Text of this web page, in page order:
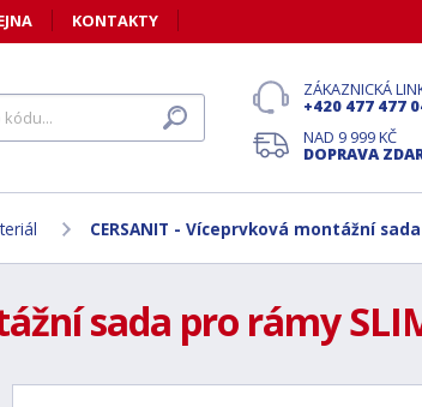
KONTAKTY
ZÁKAZNICKÁ
+420 477 477
NAD 9 999 KČ
DOPRAVA
CERSANIT - Víceprvková montážní
sada pro rámy